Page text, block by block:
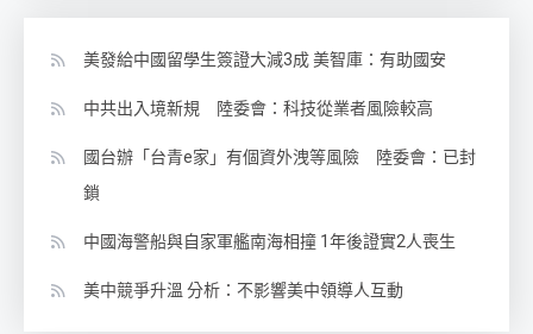
美發給中國留學生簽證大減3成 美智庫：有助國安
中共出入境新規 陸委會：科技從業者風險較高
國台辦「台青e家」有個資外洩等風險 陸委會：已封
鎖
中國海警船與自家軍艦南海相撞 1年後證實2人喪生
美中競爭升溫 分析：不影響美中領導人互動